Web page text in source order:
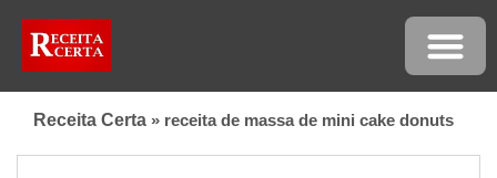
Receita Certa » receita de massa de mini cake donuts